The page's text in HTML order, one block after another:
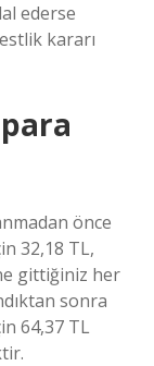
ederse
kararı
önce
32,18 TL,
gittiğiniz her
sonra
64,37 TL